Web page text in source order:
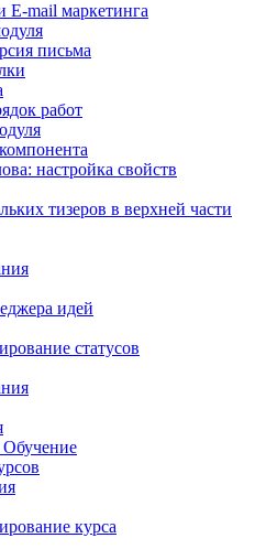
E-mail маркетинга
письма
работ
настройка свойств
тизеров в верхней части
идей
статусов
курса